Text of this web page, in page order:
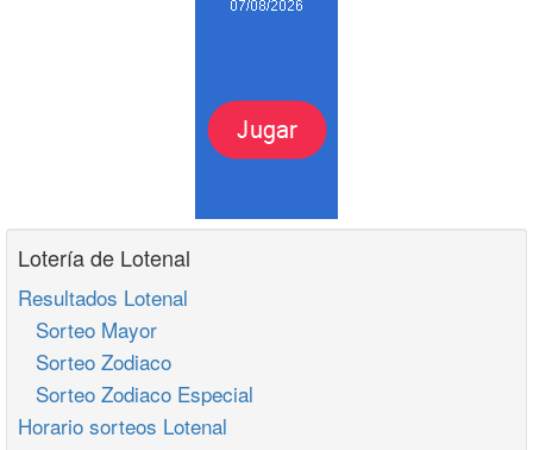
Lotería de Lotenal
Resultados Lotenal
Sorteo Mayor
Sorteo Zodiaco
Sorteo Zodiaco Especial
Horario sorteos Lotenal